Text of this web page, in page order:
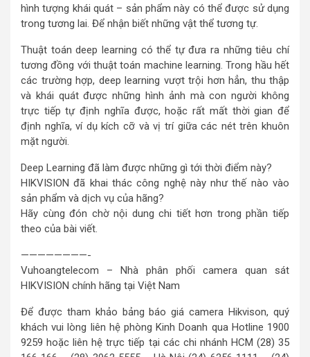
hình tượng khái quát – sản phẩm này có thể được sử dụng
trong tương lai. Để nhận biết những vật thể tương tự.
Thuật toán deep learning có thể tự đưa ra những tiêu chí
tương đồng với thuật toán machine learning. Trong hầu hết
các trường hợp, deep learning vượt trội hơn hẳn, thu thập
và khái quát được những hình ảnh mà con người không
trực tiếp tự định nghĩa được, hoặc rất mất thời gian để
định nghĩa, ví dụ kích cỡ và vị trí giữa các nét trên khuôn
mặt người.
Deep Learning đã làm được những gì tới thời điểm này?
HIKVISION đã khai thác công nghệ này như thế nào vào
sản phẩm và dịch vụ của hãng?
Hãy cùng đón chờ nội dung chi tiết hơn trong phần tiếp
theo của bài viết.
————————-
Vuhoangtelecom – Nhà phân phối camera quan sát
HIKVISION chính hãng tại Việt Nam
Để được tham khảo bảng báo giá camera Hikvison, quý
khách vui lòng liên hệ phòng Kinh Doanh qua Hotline 1900
9259 hoặc liên hệ trực tiếp tại các chi nhánh HCM (28) 35